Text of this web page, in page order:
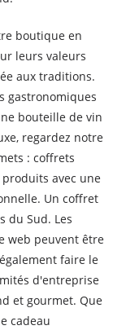
boutique en
leurs valeurs
aux traditions.
gastronomiques
bouteille de vin
regardez notre
: coffrets
avec une
Un coffret
du Sud. Les
web peuvent être
faire le
d'entreprise
et gourmet. Que
cadeau